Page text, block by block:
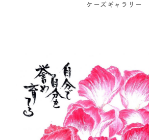
ケーズギャラリー